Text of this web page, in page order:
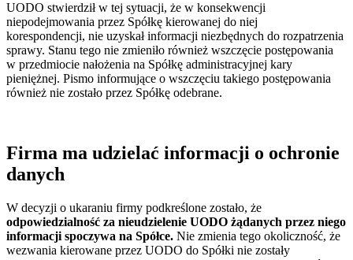
UODO stwierdził w tej sytuacji, że w konsekwencji
niepodejmowania przez Spółkę kierowanej do niej
korespondencji, nie uzyskał informacji niezbędnych do rozpatrzenia
sprawy. Stanu tego nie zmieniło również wszczęcie postępowania
w przedmiocie nałożenia na Spółkę administracyjnej kary
pieniężnej. Pismo informujące o wszczęciu takiego postępowania
również nie zostało przez Spółkę odebrane.
Firma ma udzielać informacji o ochronie
danych
W decyzji o ukaraniu firmy podkreślone zostało, że
odpowiedzialność za nieudzielenie UODO żądanych przez niego
informacji spoczywa na Spółce. Nie zmienia tego okoliczność, że
wezwania kierowane przez UODO do Spółki nie zostały